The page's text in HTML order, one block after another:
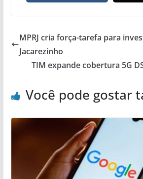
MPRJ cria força-tarefa para
Jacarezinho
TIM expande cobertura 5G
Você pode gostar